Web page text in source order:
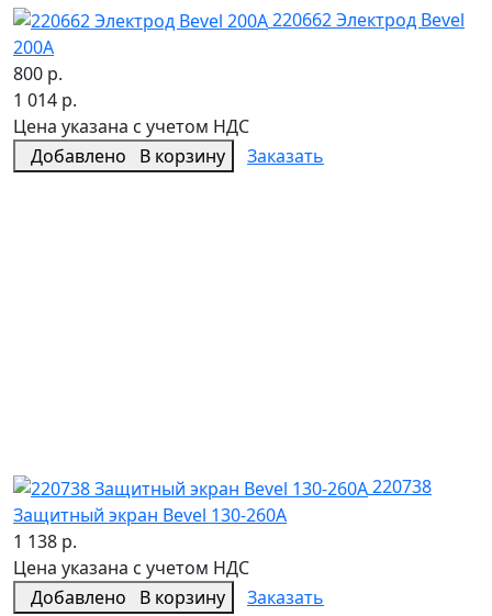
220662 Электрод Bevel
200A
800 р.
1 014 р.
Цена указана с учетом НДС
Добавлено
В корзину Заказать
220738
Защитный экран Bevel 130-260A
1 138 р.
Цена указана с учетом НДС
Добавлено
В корзину Заказать